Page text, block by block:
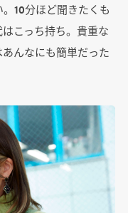
10分ほど聞きたくも
こっち持ち。貴重な
んなにも簡単だった